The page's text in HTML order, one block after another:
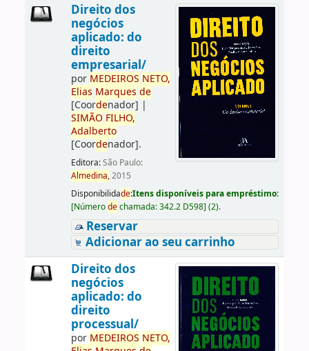
Direito dos
negócios
aplicado: do
direito
empresarial/
por MEDEIROS NETO,
Elias Marques de
[Coordenador] |
SIMÃO FILHO,
Adalberto
[Coordenador].
Editora:São Paulo:
Almedina,2015
Disponibilidade:Itens disponíveis para empréstimo:
[Númerodechamada:342.2 D598] (2).
Reservar
Adicionar ao seu carrinho
Direito dos
negócios
aplicado: do
direito
processual/
por MEDEIROS NETO,